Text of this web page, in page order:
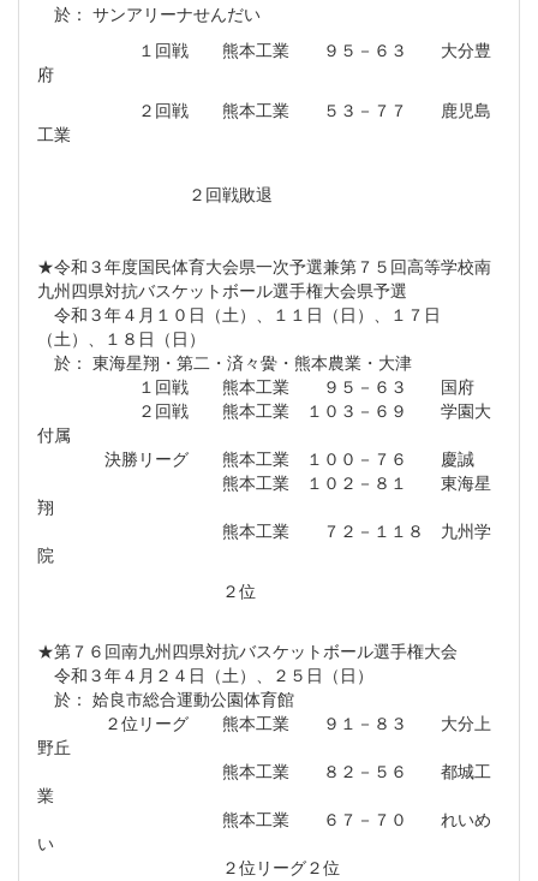
於： サンアリーナせんだい
１回戦 熊本工業 ９５－６３ 大分豊
府
２回戦 熊本工業 ５３－７７ 鹿児島
工業
２回戦敗退
★令和３年度国民体育大会県一次予選兼第７５回高等学校南
九州四県対抗バスケットボール選手権大会県予選
令和３年４月１０日（土）、１１日（日）、１７日
（土）、１８日（日）
於： 東海星翔・第二・済々黌・熊本農業・大津
１回戦 熊本工業 ９５－６３ 国府
２回戦 熊本工業 １０３－６９ 学園大
付属
決勝リーグ 熊本工業 １００－７６ 慶誠
熊本工業 １０２－８１ 東海星
翔
熊本工業 ７２－１１８ 九州学
院
２位
★第７６回南九州四県対抗バスケットボール選手権大会
令和３年４月２４日（土）、２５日（日）
於： 姶良市総合運動公園体育館
２位リーグ 熊本工業 ９１－８３ 大分上
野丘
熊本工業 ８２－５６ 都城工
業
熊本工業 ６７－７０ れいめ
い
２位リーグ２位